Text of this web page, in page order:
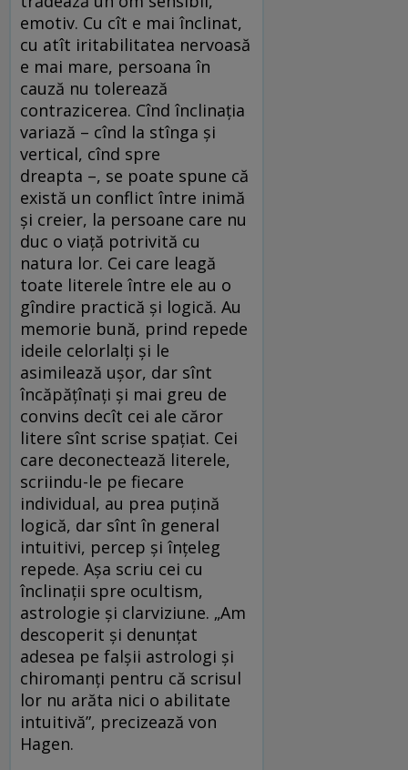
emotiv. Cu cît e mai înclinat,
cu atît iritabilitatea nervoasă
e mai mare, persoana în
cauză nu tolerează
contrazicerea. Cînd înclinația
variază – cînd la stînga și
vertical, cînd spre
dreapta –, se poate spune că
există un conflict între inimă
și creier, la persoane care nu
duc o viață potrivită cu
natura lor. Cei care leagă
toate literele între ele au o
gîndire practică și logică. Au
memorie bună, prind repede
ideile celorlalți și le
asimilează ușor, dar sînt
încăpățînați și mai greu de
convins decît cei ale căror
litere sînt scrise spațiat. Cei
care deconectează literele,
scriindu-le pe fiecare
individual, au prea puțină
logică, dar sînt în general
intuitivi, percep și înțeleg
repede. Așa scriu cei cu
înclinații spre ocultism,
astrologie și clarviziune. „Am
descoperit și denunțat
adesea pe falșii astrologi și
chiromanți pentru că scrisul
lor nu arăta nici o abilitate
intuitivă”, precizează von
Hagen.